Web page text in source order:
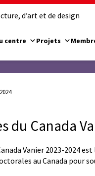
d’art et de design
centre Projets
du Canada
Vanier 2023-2024
au Canada pour